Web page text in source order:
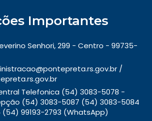
Importantes
Senhori, 299 - Centro - 99735-
/
Telefonica (54) 3083-5078 -
(54) 3083-5087 (54) 3083-5084
99193-2793 (WhatsApp)